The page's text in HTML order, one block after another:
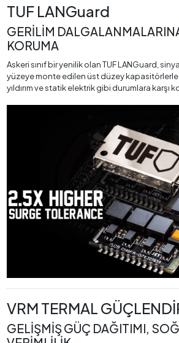
TUF LANGuard
GERİLİM
KORUMA
Askeri sınıf bir yenilik olan TUF LANGuard,
yüzeye monte edilen üst düzey kapasitörlerle
yıldırım ve statik elektrik gibi durumlara karşı
VRM TERMAL
GELİŞMİŞ GÜÇ DAĞITIMI,